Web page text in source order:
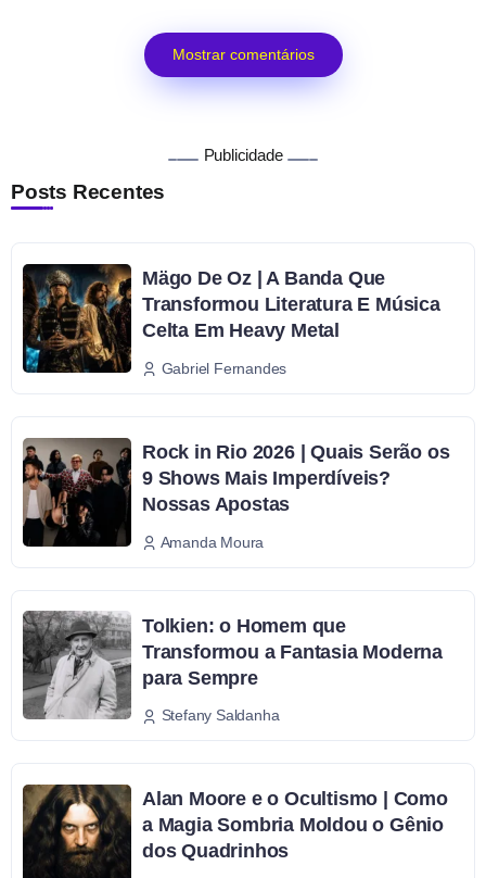
Mostrar comentários
Publicidade
Posts Recentes
Mägo De Oz | A Banda Que
Transformou Literatura E Música
Celta Em Heavy Metal
Gabriel Fernandes
Rock in Rio 2026 | Quais Serão os
9 Shows Mais Imperdíveis?
Nossas Apostas
Amanda Moura
Tolkien: o Homem que
Transformou a Fantasia Moderna
para Sempre
Stefany Saldanha
Alan Moore e o Ocultismo | Como
a Magia Sombria Moldou o Gênio
dos Quadrinhos